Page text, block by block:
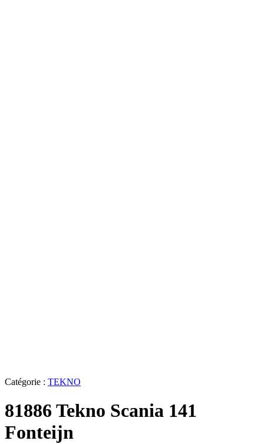
Catégorie : TEKNO
81886 Tekno Scania 141
Fonteijn